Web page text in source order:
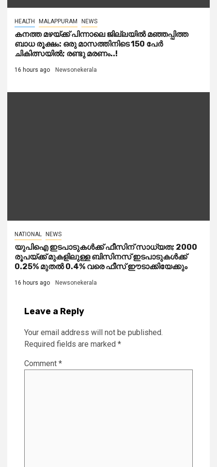
HEALTH MALAPPURAM NEWS
കനത്ത മഴയ്‌ക്ക് പിന്നാലെ ജില്ലയിൽ മഞ്ഞപ്പിത്ത
ബാധ രൂക്ഷം: ഒരു മാസത്തിനിടെ 150 പേർ
ചികിത്സയിൽ; രണ്ടു മരണം..!
16 hours ago Newsonekerala
NATIONAL NEWS
യുപിഐ ഇടപാടുകൾക്ക് ഫീസിന് സാധ്യത; 2000
രൂപയ്ക്ക് മുകളിലുള്ള ബിസിനസ് ഇടപാടുകൾക്ക്
0.25% മുതൽ 0.4% വരെ ഫീസ് ഈടാക്കിയേക്കും
16 hours ago Newsonekerala
Leave a Reply
Your email address will not be published.
Required fields are marked *
Comment *